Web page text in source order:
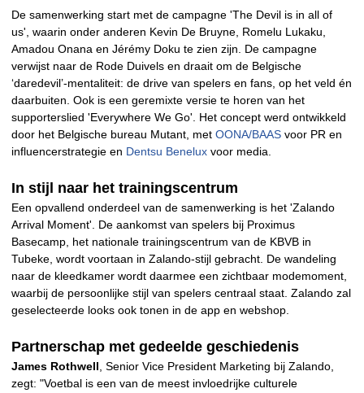
De samenwerking start met de campagne 'The Devil is in all of
us', waarin onder anderen Kevin De Bruyne, Romelu Lukaku,
Amadou Onana en Jérémy Doku te zien zijn. De campagne
verwijst naar de Rode Duivels en draait om de Belgische
‘daredevil’-mentaliteit: de drive van spelers en fans, op het veld én
daarbuiten. Ook is een geremixte versie te horen van het
supporterslied 'Everywhere We Go'. Het concept werd ontwikkeld
door het Belgische bureau Mutant, met OONA/BAAS voor PR en
influencerstrategie en Dentsu Benelux voor media.
In stijl naar het trainingscentrum
Een opvallend onderdeel van de samenwerking is het 'Zalando
Arrival Moment'. De aankomst van spelers bij Proximus
Basecamp, het nationale trainingscentrum van de KBVB in
Tubeke, wordt voortaan in Zalando-stijl gebracht. De wandeling
naar de kleedkamer wordt daarmee een zichtbaar modemoment,
waarbij de persoonlijke stijl van spelers centraal staat. Zalando zal
geselecteerde looks ook tonen in de app en webshop.
Partnerschap met gedeelde geschiedenis
James Rothwell , Senior Vice President Marketing bij Zalando,
zegt: "Voetbal is een van de meest invloedrijke culturele